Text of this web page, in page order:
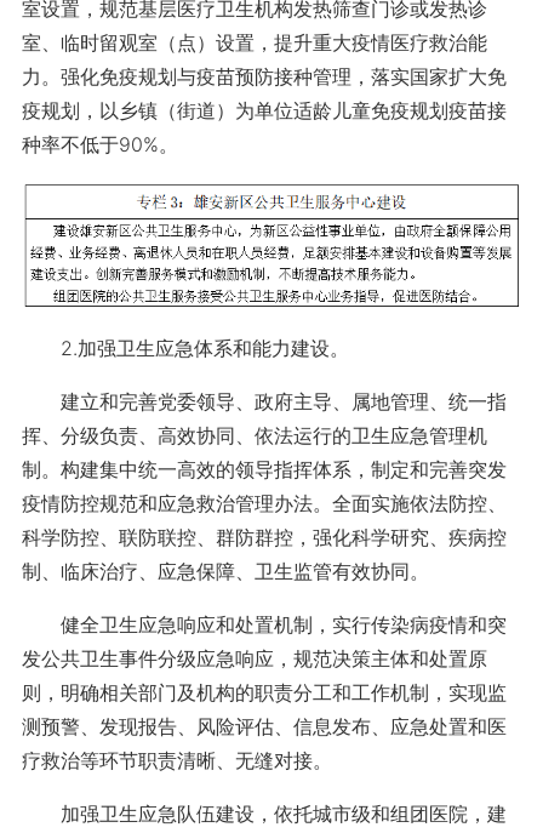
室设置，规范基层医疗卫生机构发热筛查门诊或发热诊
室、临时留观室（点）设置，提升重大疫情医疗救治能
力。强化免疫规划与疫苗预防接种管理，落实国家扩大免
疫规划，以乡镇（街道）为单位适龄儿童免疫规划疫苗接
种率不低于90%。
2.加强卫生应急体系和能力建设。
建立和完善党委领导、政府主导、属地管理、统一指
挥、分级负责、高效协同、依法运行的卫生应急管理机
制。构建集中统一高效的领导指挥体系，制定和完善突发
疫情防控规范和应急救治管理办法。全面实施依法防控、
科学防控、联防联控、群防群控，强化科学研究、疾病控
制、临床治疗、应急保障、卫生监管有效协同。
健全卫生应急响应和处置机制，实行传染病疫情和突
发公共卫生事件分级应急响应，规范决策主体和处置原
则，明确相关部门及机构的职责分工和工作机制，实现监
测预警、发现报告、风险评估、信息发布、应急处置和医
疗救治等环节职责清晰、无缝对接。
加强卫生应急队伍建设，依托城市级和组团医院，建